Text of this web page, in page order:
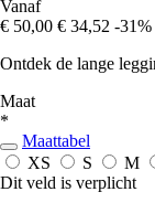
Vanaf
€ 50,00 € 34,52 -31%
Ontdek de lange
Maat
*
Maattabel
XS
S M
Dit veld is verplicht